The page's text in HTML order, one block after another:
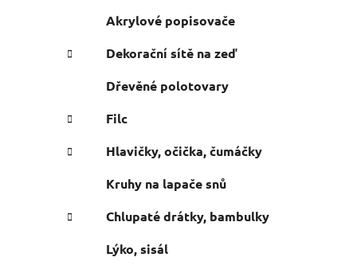
n
a
e
e
Akrylové popisovače
Dekorační sítě na zeď
Dřevěné polotovary
Filc
Hlavičky, očička, čumáčky
Kruhy na lapače snů
Chlupaté drátky, bambulky
Lýko, sisál